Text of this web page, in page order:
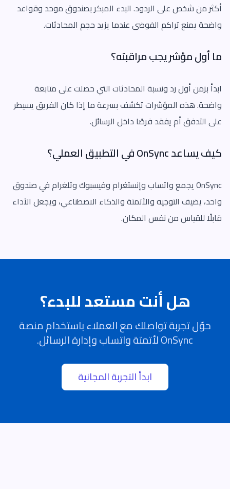
أكثر من شخص على الردود. البدء المبكر بصندوق موحد وقواعد
واضحة يمنع تراكم الفوضى عندما يزيد حجم المحادثات.
ما أول مؤشر يجب مراقبته؟
ابدأ بزمن أول رد ونسبة المحادثات التي حصلت على متابعة
واضحة. هذه المؤشرات تكشف بسرعة ما إذا كان الفريق يسيطر
على التدفق أم يفقد فرصًا داخل الرسائل.
كيف يساعد OnSync في التطبيق العملي؟
OnSync يجمع واتساب وإنستغرام وفيسبوك وتلغرام في صندوق
واحد، يضيف التوجيه والأتمتة والذكاء الاصطناعي، ويجعل الأداء
قابلًا للقياس من نفس المكان.
هل أنت مستعد للبدء؟
حوّل تجربة تواصلك مع العملاء باستخدام منصة
OnSync لأتمتة واتساب وإدارة الرسائل.
ابدأ التجربة المجانية